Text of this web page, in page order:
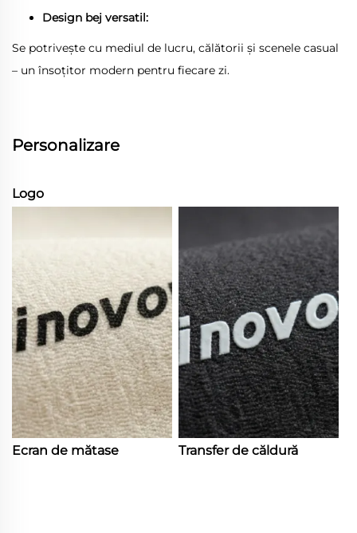
Design bej versatil:
Se potrivește cu mediul de lucru, călătorii și scenele casual
– un însoțitor modern pentru fiecare zi.
Personalizare
Logo
Ecran de mătase Transfer de căldură